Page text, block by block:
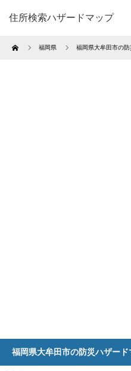
住所検索ハザードマップ
Home 福岡県 福岡県大牟田市の
福岡県大牟田市の防災ハザー